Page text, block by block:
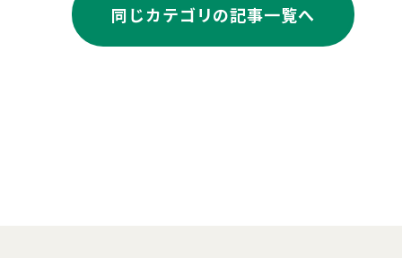
同じカテゴリの記事⼀覧へ